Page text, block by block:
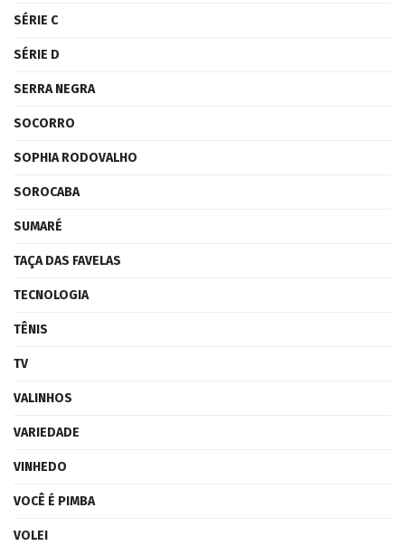
SÉRIE C
SÉRIE D
SERRA NEGRA
SOCORRO
SOPHIA RODOVALHO
SOROCABA
SUMARÉ
TAÇA DAS FAVELAS
TECNOLOGIA
TÊNIS
TV
VALINHOS
VARIEDADE
VINHEDO
VOCÊ É PIMBA
VOLEI